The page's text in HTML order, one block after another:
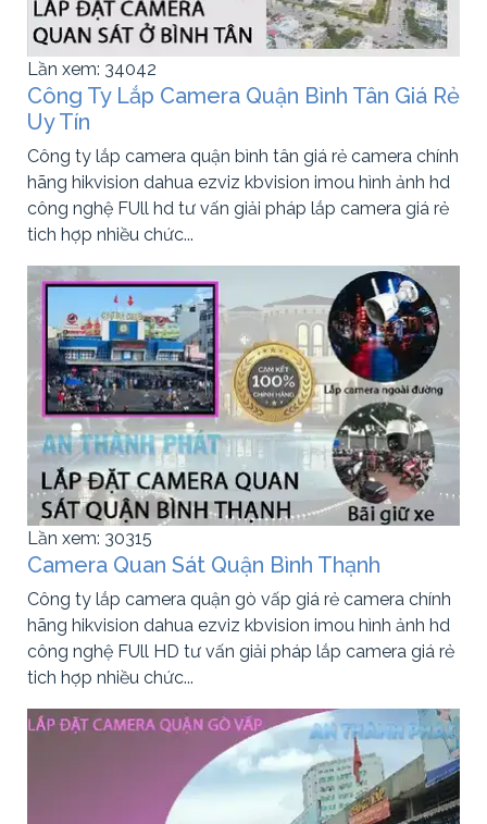
Lần xem: 34042
Công Ty Lắp Camera Quận Bình Tân Giá Rẻ
Uy Tín
Công ty lắp camera quận bình tân giá rẻ camera chính
hãng hikvision dahua ezviz kbvision imou hình ảnh hd
công nghệ FUll hd tư vấn giải pháp lắp camera giá rẻ
tich hợp nhiều chức...
Lần xem: 30315
Camera Quan Sát Quận Bình Thạnh
Công ty lắp camera quận gò vấp giá rẻ camera chính
hãng hikvision dahua ezviz kbvision imou hình ảnh hd
công nghệ FUll HD tư vấn giải pháp lắp camera giá rẻ
tich hợp nhiều chức...